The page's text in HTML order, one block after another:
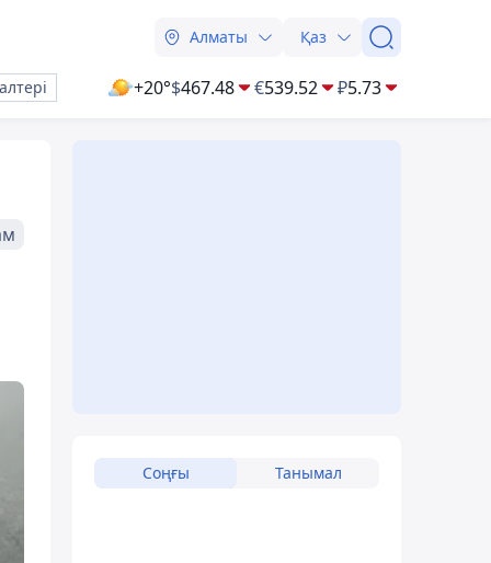
Алматы Қаз
+20°$467.48 €539.52 ₽5.73
Соңғы Танымал